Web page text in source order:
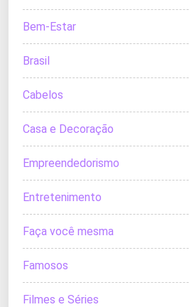
Bem-Estar
Brasil
Cabelos
Casa e Decoração
Empreendedorismo
Entretenimento
Faça você mesma
Famosos
Filmes e Séries